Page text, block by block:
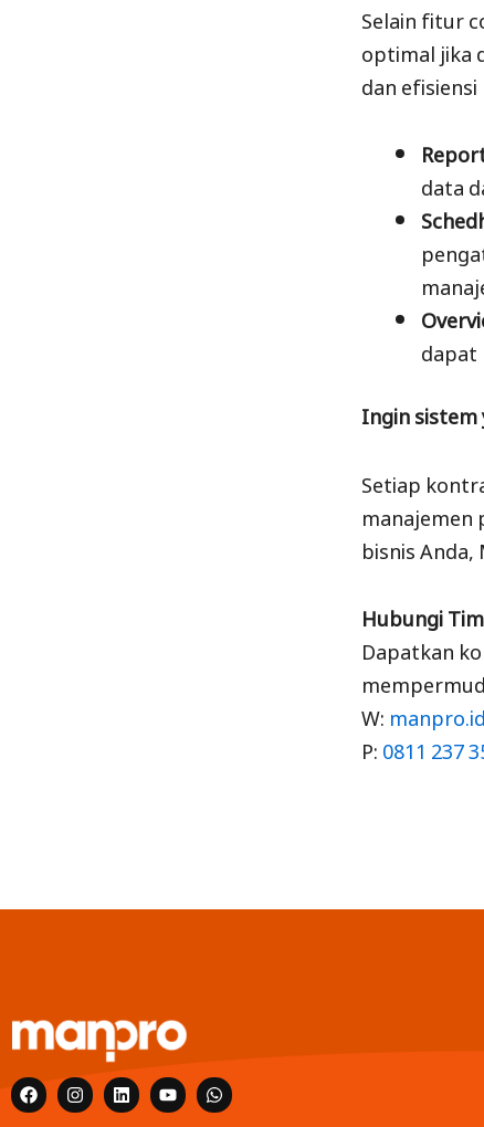
Selain fitur
optimal jika
dan
data
dapat
Ingin sistem
Setiap
manajemen
bisnis
Hubungi
Dapatkan
W: manpro.id
P: 0811 237
F
a
I
n
L
i
Y
o
W
h